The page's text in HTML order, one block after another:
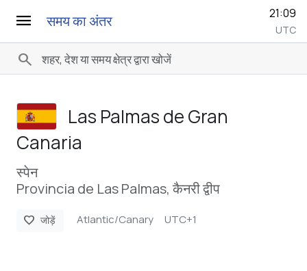
menu समय का अंतर 21:09
UTC
search
Las Palmas de Gran
Canaria
स्पेन
Provincia de Las Palmas, कैनरी द्वीप
favorite जोड़ें Atlantic/Canary UTC+1